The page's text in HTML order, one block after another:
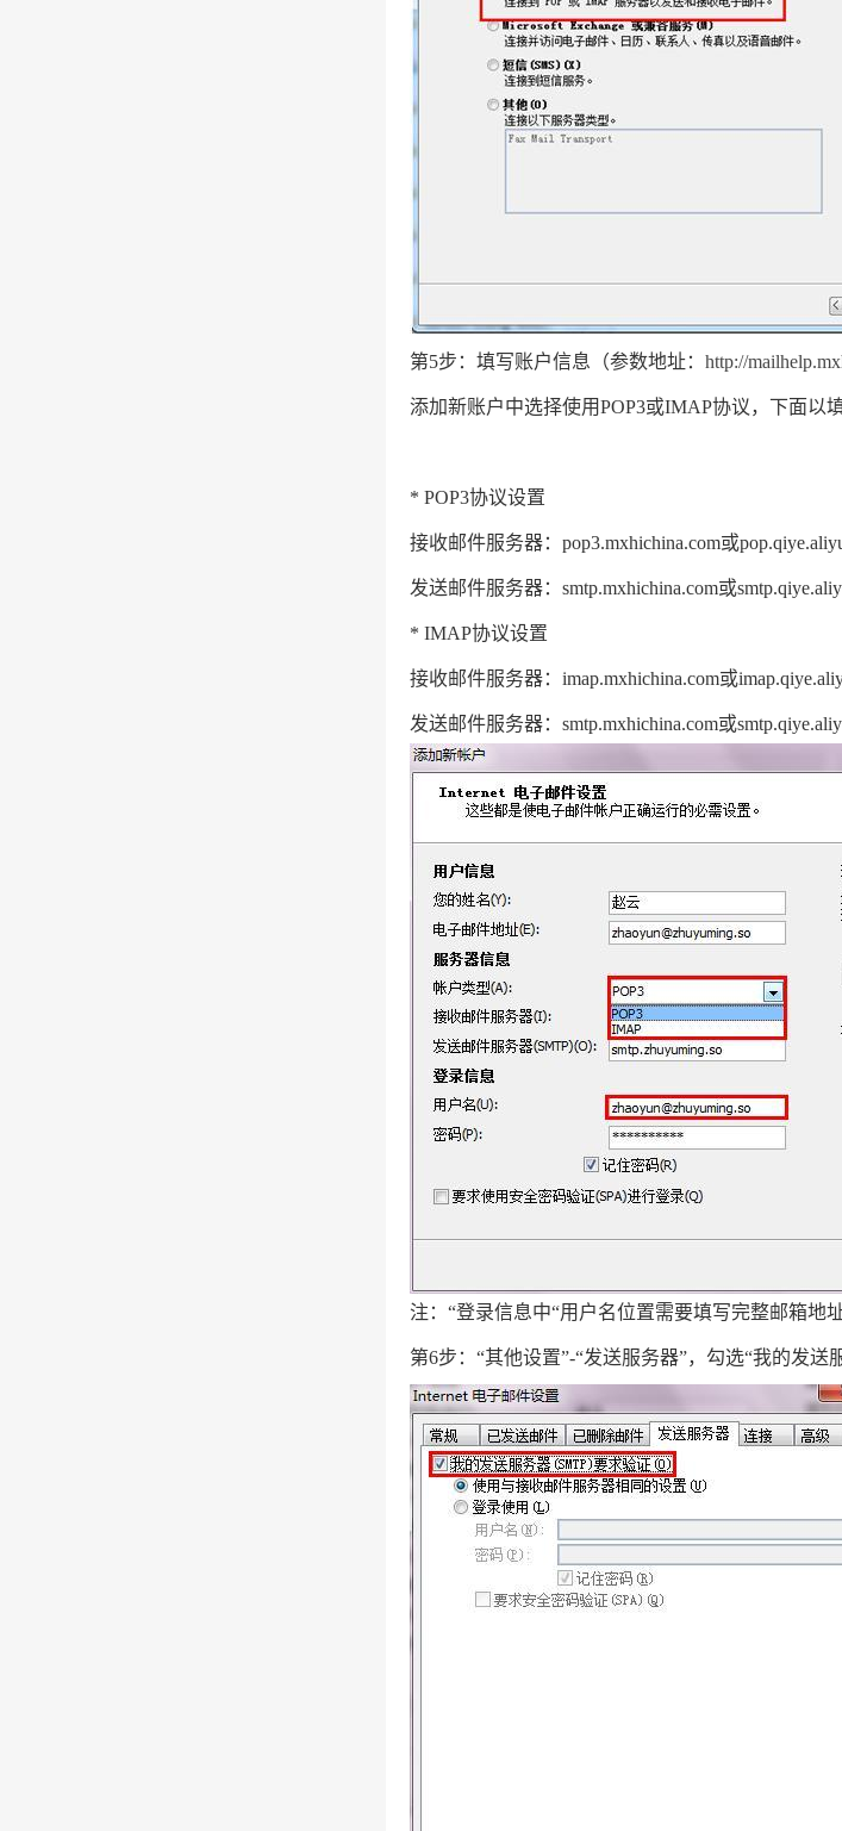
第5步：填写账户信息（参数地址： http://
添加新账户中选择使用POP3或IMAP协议，下面以
* POP3协议设置
接收邮件服务器：pop3.mxhichina.com或
发送邮件服务器：smtp.mxhichina.com或
* IMAP协议设置
接收邮件服务器：imap.mxhichina.com或
发送邮件服务器：smtp.mxhichina.com或
注 ：“登录信息中“用户名位置需要填写完整邮箱地
第6步：“其他设置”-“发送服务器”，勾选“我的发送